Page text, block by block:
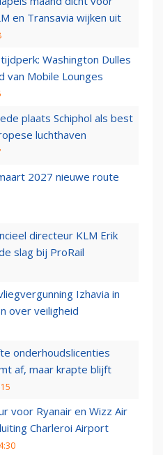
en Transavia wijken uit
Washington Dulles
van Mobile Lounges
plaats Schiphol als best
luchthaven
2027 nieuwe route
directeur KLM Erik
slag bij ProRail
Izhavia in
over veiligheid
onderhoudslicenties
af, maar krapte blijft
voor Ryanair en Wizz Air
Charleroi Airport